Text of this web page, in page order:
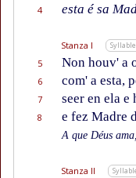
4
esta é sa
Stanza I
5 Non houv' a
6
com' a esta,
7
seer en ela e
8
e fez Madre
A que Déus
Stanza II